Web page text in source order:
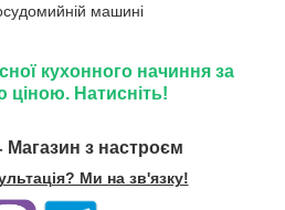
машині
кухонного начиння за
ціною. Натисніть!
Магазин з настроєм
Ми на зв'язку!